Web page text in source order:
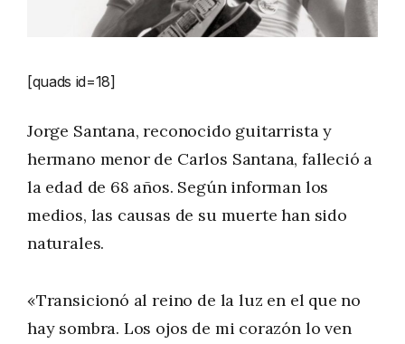
[quads id=18]
Jorge Santana, reconocido guitarrista y
hermano menor de Carlos Santana, falleció a
la edad de 68 años. Según informan los
medios, las causas de su muerte han sido
naturales.
«Transicionó al reino de la luz en el que no
hay sombra. Los ojos de mi corazón lo ven